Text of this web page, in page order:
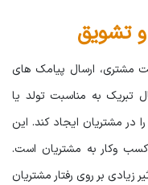
تشویق
مشتری، ارسال پیامک های
تبریک به مناسبت تولد یا
مشتریان ایجاد کند. این
وکار به مشتریان است.
زیادی بر روی رفتار مشتریان